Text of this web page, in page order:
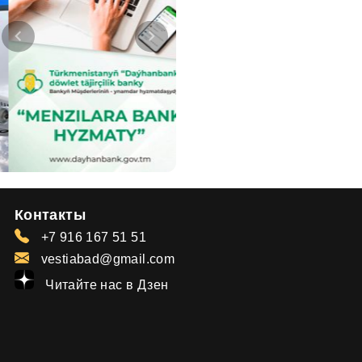
Контакты
+7 916 167 51 51
vestiabad@gmail.com
Читайте нас в Дзен